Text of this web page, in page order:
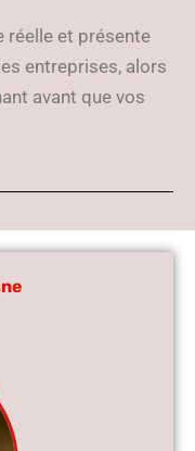
réelle et présente
entreprises, alors
avant que vos